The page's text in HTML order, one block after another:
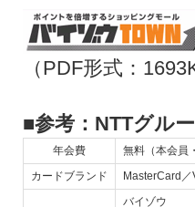
（PDF形式：
■参考：NTTグル
年会費
無料（本会員
カードブランド
MasterCard／
バイゾウ